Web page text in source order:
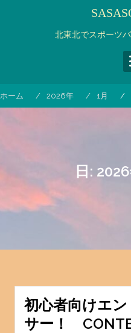
キ
北東北でスポーツ
ホーム 2026年 1月
日:
初心者向けエ
サー！